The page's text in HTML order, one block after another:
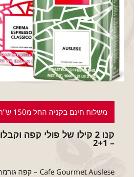
משלוח חינם בקניה החל מ150 ש"ח
– 2+1
Cafe Gourmet Auslese – קפה גורמה האוסלסה 1 kg